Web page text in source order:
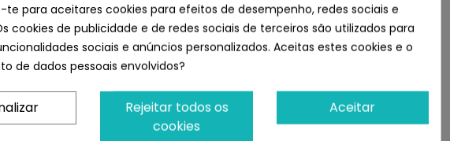
Doormat.
te para aceitares cookies para efeitos de desempenho, redes sociais e
cookies de publicidade e de redes sociais de terceiros são utilizados para
sociais e anúncios personalizados. Aceitas estes cookies e o
de dados pessoais envolvidos?
Aceitar
Rejeitar todos os
cookies